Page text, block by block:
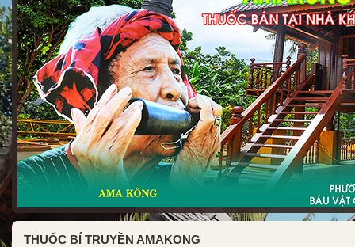
THUỐC BÍ TRUYỀN AMAKONG